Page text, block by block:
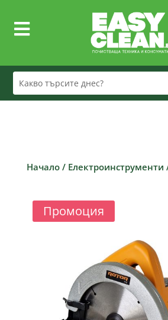

Начало/ Електроинструменти
Промоция